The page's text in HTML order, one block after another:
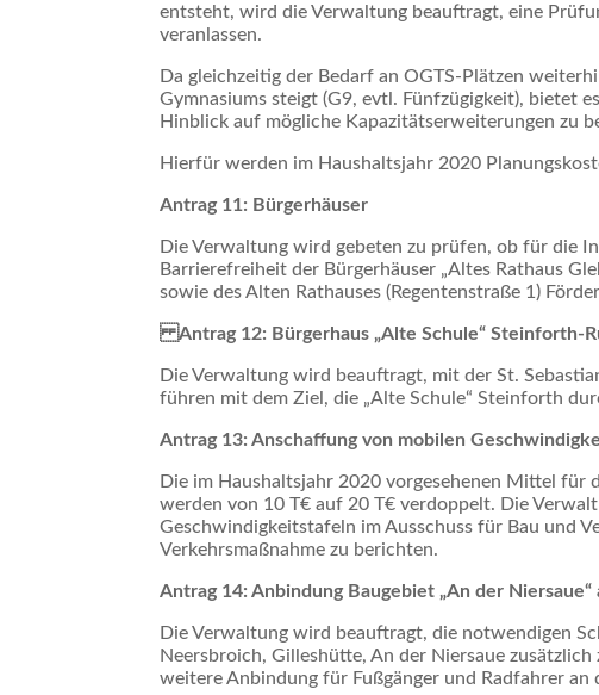
entsteht, wird die Verwaltung beauftragt, eine
veranlassen.
Da gleichzeitig der Bedarf an OGTS-Plätzen
Gymnasiums steigt (G9, evtl. Fünfzügigkeit), bietet
Hinblick auf mögliche Kapazitätserweiterungen zu
Hierfür werden im Haushaltsjahr 2020
Antrag 11: Bürgerhäuser
Die Verwaltung wird gebeten zu prüfen, ob für die
Barrierefreiheit der Bürgerhäuser „Altes Rathaus
sowie des Alten Rathauses (Regentenstraße 1)
Antrag 12: Bürgerhaus „Alte Schule“ Steinforth-
Die Verwaltung wird beauftragt, mit der St.
führen mit dem Ziel, die „Alte Schule“ Steinforth
Antrag 13: Anschaffung von mobilen
Die im Haushaltsjahr 2020 vorgesehenen Mittel für
werden von 10 T€ auf 20 T€ verdoppelt. Die
Geschwindigkeitstafeln im Ausschuss für Bau und
Verkehrsmaßnahme zu berichten.
Antrag 14: Anbindung Baugebiet „An der
Die Verwaltung wird beauftragt, die notwendigen
Neersbroich, Gilleshütte, An der Niersaue
weitere Anbindung für Fußgänger und Radfahrer an